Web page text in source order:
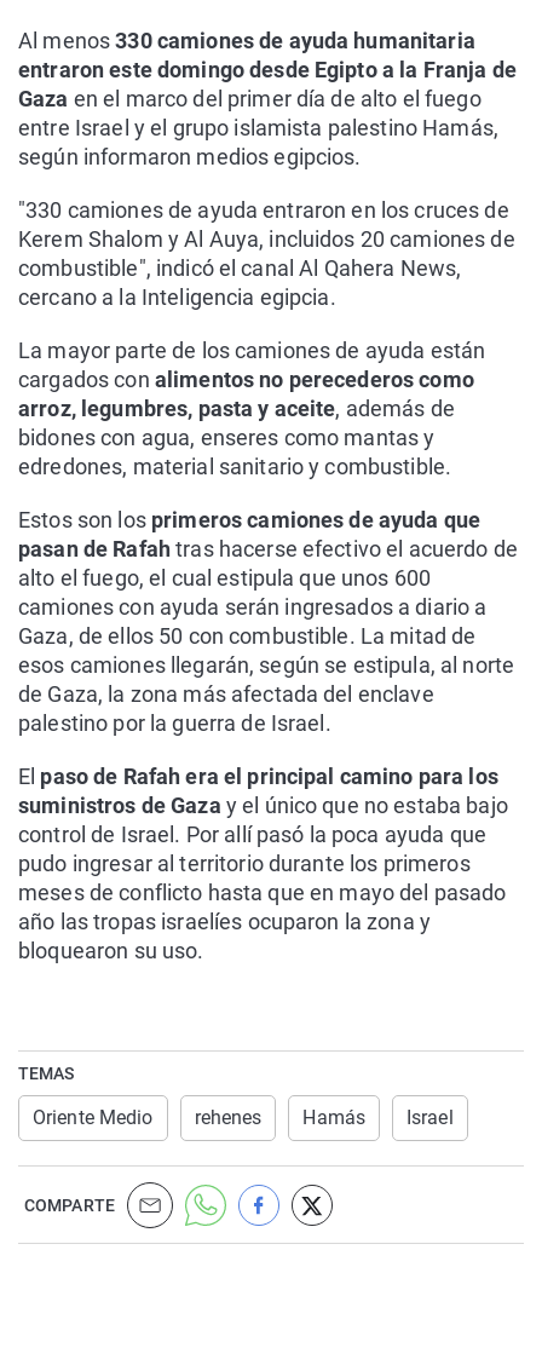
Al menos330 camiones de ayuda humanitaria
entraron este domingo desde Egipto a la Franja de
Gaza en el marco del primer día de alto el fuego
entre Israel y el grupo islamista palestino Hamás,
según informaron medios egipcios.
"330 camiones de ayuda entraron en los cruces de
Kerem Shalom y Al Auya, incluidos 20 camiones de
combustible", indicó el canal Al Qahera News,
cercano a la Inteligencia egipcia.
La mayor parte de los camiones de ayuda están
cargados con alimentos no perecederos como
arroz, legumbres, pasta y aceite, además de
bidones con agua, enseres como mantas y
edredones, material sanitario y combustible.
Estos son los primeros camiones de ayuda que
pasan de Rafahtras hacerse efectivo el acuerdo de
alto el fuego, el cual estipula que unos 600
camiones con ayuda serán ingresados a diario a
Gaza, de ellos 50 con combustible. La mitad de
esos camiones llegarán, según se estipula, al norte
de Gaza, la zona más afectada del enclave
palestino por la guerra de Israel.
El paso de Rafah era el principal camino para los
suministros de Gaza y el único que no estaba bajo
control de Israel. Por allí pasó la poca ayuda que
pudo ingresar al territorio durante los primeros
meses de conflicto hasta que en mayo del pasado
año las tropas israelíes ocuparon la zona y
bloquearon su uso.
TEMAS
Oriente Medio rehenes Hamás Israel
COMPARTE